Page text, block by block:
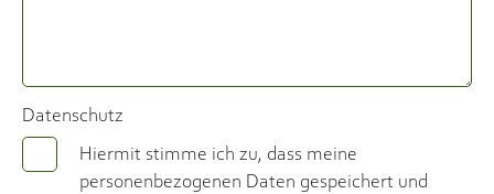
Datenschutz
Hiermit stimme ich zu, dass meine
personenbezogenen Daten gespeichert und